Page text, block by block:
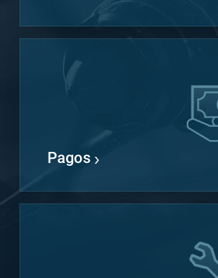
Pagos